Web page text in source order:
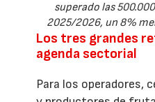
superado las
2025/2026, un 8%
Los tres grandes
agenda sectorial
Para los operadores,